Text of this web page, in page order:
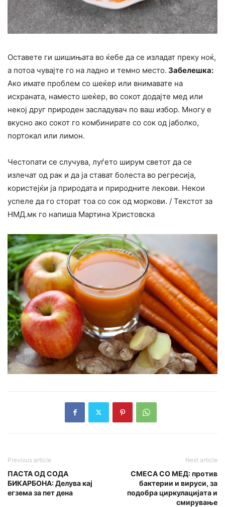
Оставете ги шишињата во ќебе да се изладат преку ноќ,
а потоа чувајте го на ладно и темно место. Забелешка:
Ако имате проблем со шеќер или внимавате на
исхраната, наместо шеќер, во сокот додајте мед или
некој друг природен засладувач по ваш избор. Многу е
вкусно ако сокот го комбинирате со сок од јаболко,
портокал или лимон.
Честопати се случува, луѓето ширум светот да се
излечат од рак и да ја стават болеста во регресија,
користејќи ја природата и природните лекови. Некои
успеле да го сторат тоа со сок од моркови. / Текстот за
НМД.мк го напиша Мартина Христовска
Previous article
ПАСТА ОД СОДА
БИКАРБОНА: Делува кај
егзема за пет дена
Next article
СМЕСА СО МЕД: против
бактерии и вируси, за
подобра циркулацијата и
смирување